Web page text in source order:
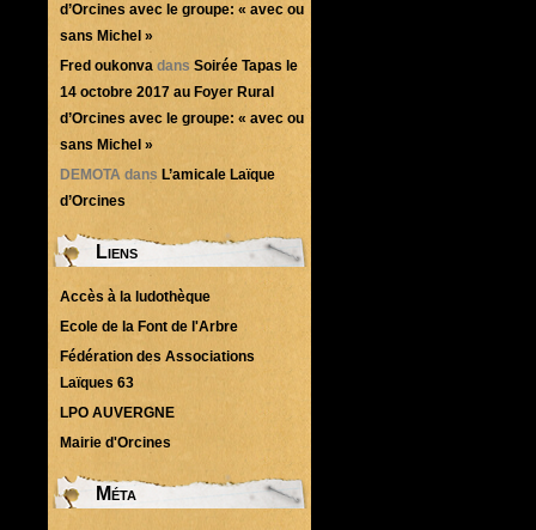
d’Orcines avec le groupe: « avec ou
sans Michel »
Fred oukonva dans Soirée Tapas le
14 octobre 2017 au Foyer Rural
d’Orcines avec le groupe: « avec ou
sans Michel »
DEMOTA dans L’amicale Laïque
d’Orcines
Liens
Accès à la ludothèque
Ecole de la Font de l'Arbre
Fédération des Associations
Laïques 63
LPO AUVERGNE
Mairie d'Orcines
Méta